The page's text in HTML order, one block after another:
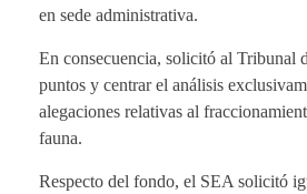
en sede administrativa.
En consecuencia, solicitó al Tribunal
puntos y centrar el análisis
alegaciones relativas al
fauna.
Respecto del fondo, el SEA solicitó